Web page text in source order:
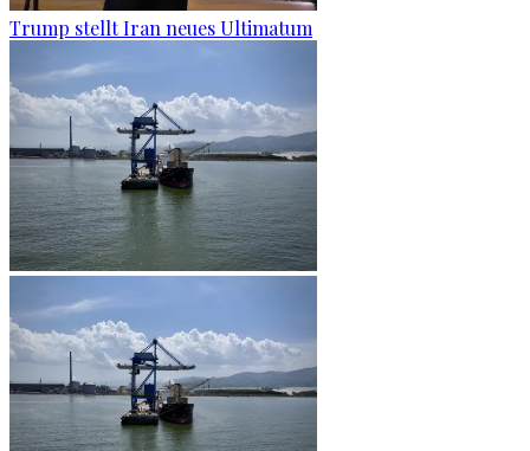
Trump stellt Iran neues Ultimatum